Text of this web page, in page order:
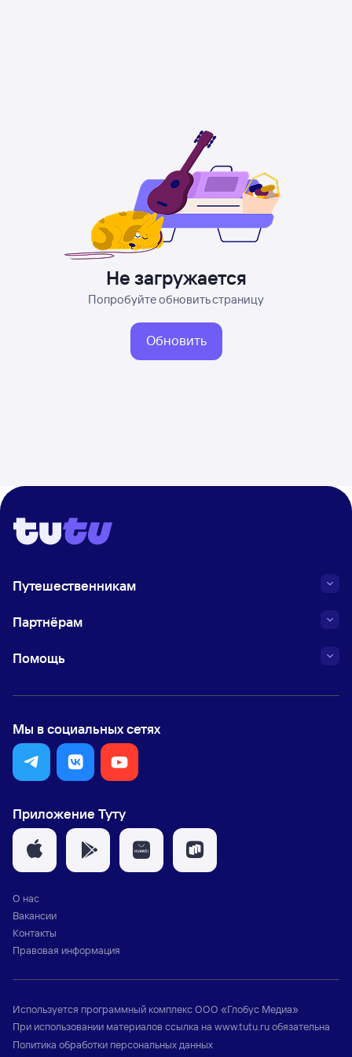
Не загружается
Попробуйте обновить страницу
Обновить
Путешественникам
Партнёрам
Помощь
Мы в социальных сетях
Приложение Туту
О нас
Вакансии
Контакты
Правовая информация
Используется программный комплексООО «Глобус Медиа»
При использовании материалов ссылка на www.tutu.ruобязательна
Политика обработки персональных данных